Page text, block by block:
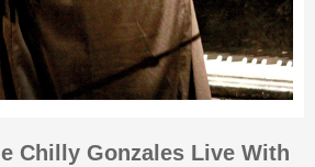
Chilly Gonzales Live With